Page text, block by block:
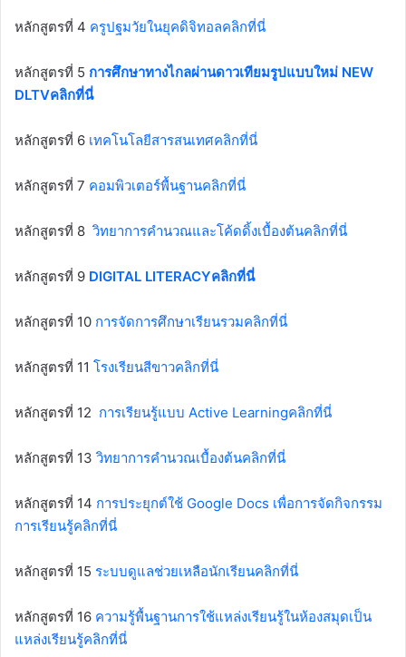
หลักสูตรที่ 4 ครูปฐมวัยในยุคดิจิทอลคลิกที่นี่
หลักสูตรที่ 5 การศึกษาทางไกลผ่านดาวเทียมรูปแบบใหม่ NEW
DLTVคลิกที่นี่
หลักสูตรที่ 6 เทคโนโลยีสารสนเทศคลิกที่นี่
หลักสูตรที่ 7 คอมพิวเตอร์พื้นฐานคลิกที่นี่
หลักสูตรที่ 8 วิทยาการคำนวณและโค้ดดิ้งเบื้องต้นคลิกที่นี่
หลักสูตรที่ 9 DIGITAL LITERACYคลิกที่นี่
หลักสูตรที่ 10 การจัดการศึกษาเรียนรวมคลิกที่นี่
หลักสูตรที่ 11 โรงเรียนสีขาวคลิกที่นี่
หลักสูตรที่ 12 การเรียนรู้แบบ Active Learningคลิกที่นี่
หลักสูตรที่ 13 วิทยาการคำนวณเบื้องต้นคลิกที่นี่
หลักสูตรที่ 14 การประยุกต์ใช้ Google Docs เพื่อการจัดกิจกรรม
การเรียนรู้คลิกที่นี่
หลักสูตรที่ 15 ระบบดูแลช่วยเหลือนักเรียนคลิกที่นี่
หลักสูตรที่ 16 ความรู้พื้นฐานการใช้แหล่งเรียนรู้ในห้องสมุดเป็น
แหล่งเรียนรู้คลิกที่นี่